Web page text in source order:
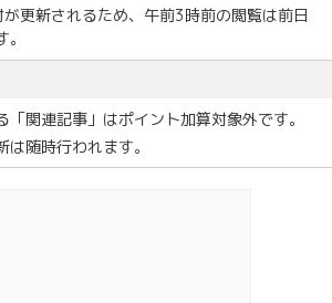
更新されるため、午前3時前の閲覧は前日
「関連記事」はポイント加算対象外です。
随時行われます。